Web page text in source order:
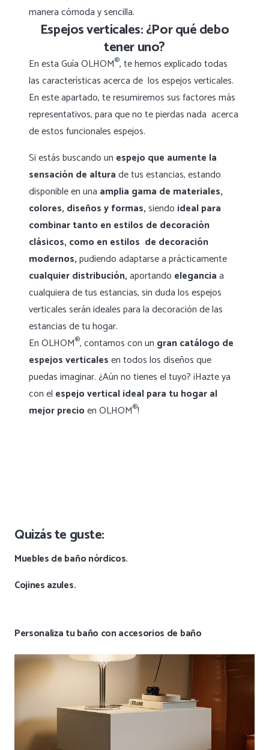
manera cómoda y sencilla.
Espejos verticales: ¿Por qué debo
tener uno?
En esta Guía OLHOM®, te hemos explicado todas
las características acerca de los espejos verticales.
En este apartado, te resumiremos sus factores más
representativos, para que no te pierdas nada acerca
de estos funcionales espejos.
Si estás buscando un espejo que aumente la
sensación de alturade tus estancias, estando
disponible en una amplia gama de materiales,
colores, diseños y formas,siendo ideal para
combinartanto en estilos de decoración
clásicos, como en estilos de decoración
modernos,pudiendo adaptarse a prácticamente
cualquier distribución,aportando eleganciaa
cualquiera de tus estancias, sin duda los espejos
verticales serán ideales para la decoración de las
estancias de tu hogar.
En OLHOM®, contamos con un gran catálogo de
espejos verticalesen todos los diseños que
puedas imaginar. ¿Aún no tienes el tuyo? ¡Hazte ya
con el espejo vertical ideal para tu hogar al
mejor precioen OLHOM®!
Quizás te guste:
Muebles de baño nórdicos.
Cojines azules.
Personaliza tu baño con accesorios de baño